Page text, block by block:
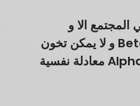
الا و
زوجها بيتا مزود Beta Bucks و لا يمكن تخون
أمرأة رجلا الا مع Alpha Fu..ck معادلة نفسية